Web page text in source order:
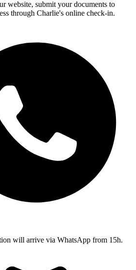
website, submit your documents to
through Charlie's online check-in.
will arrive via WhatsApp from 15h.